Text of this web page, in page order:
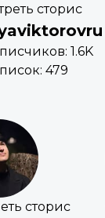
сторис
1.6K
479
сторис